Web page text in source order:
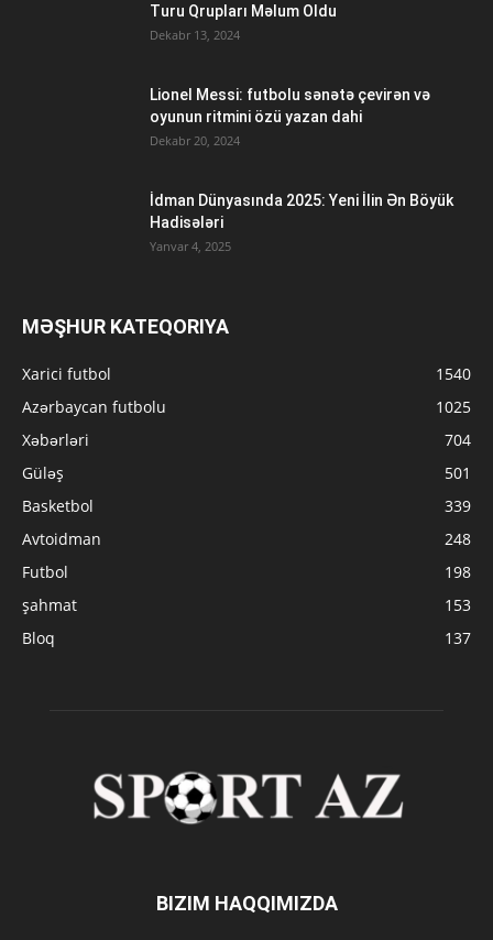
Turu Qrupları Məlum Oldu
Dekabr 13, 2024
Lionel Messi: futbolu sənətə çevirən və
oyunun ritmini özü yazan dahi
Dekabr 20, 2024
İdman Dünyasında 2025: Yeni İlin Ən Böyük
Hadisələri
Yanvar 4, 2025
MƏŞHUR KATEQORIYA
Xarici futbol
1540
Azərbaycan futbolu
1025
Xəbərləri
704
Güləş
501
Basketbol
339
Avtoidman
248
Futbol
198
şahmat
153
Bloq
137
BIZIM HAQQIMIZDA